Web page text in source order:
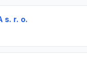
s. r. o.